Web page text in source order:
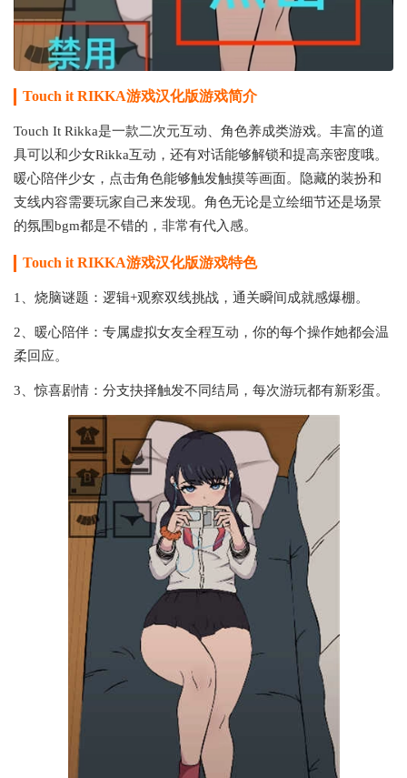
Touch it RIKKA游戏汉化版游戏简介
Touch It Rikka是一款二次元互动、角色养成类游戏。丰富的道
具可以和少女Rikka互动，还有对话能够解锁和提高亲密度哦。
暖心陪伴少女，点击角色能够触发触摸等画面。隐藏的装扮和
支线内容需要玩家自己来发现。角色无论是立绘细节还是场景
的氛围bgm都是不错的，非常有代入感。
Touch it RIKKA游戏汉化版游戏特色
1、烧脑谜题：逻辑+观察双线挑战，通关瞬间成就感爆棚。
2、暖心陪伴：专属虚拟女友全程互动，你的每个操作她都会温
柔回应。
3、惊喜剧情：分支抉择触发不同结局，每次游玩都有新彩蛋。